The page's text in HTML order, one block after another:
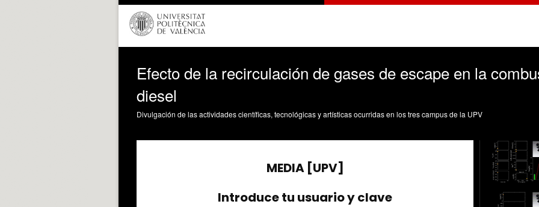
Efecto de la recirculación de gases de escape en la
diesel
Divulgación de las actividades científicas, tecnológicas y artísticas ocurridas en los tres campus de la UPV